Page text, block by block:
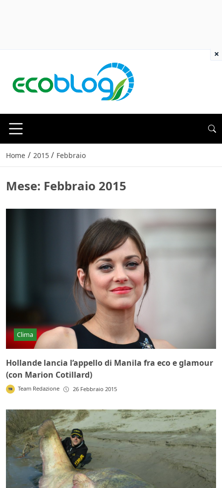
Home / 2015 / Febbraio
Mese: Febbraio 2015
Clima
Hollande lancia l’appello di Manila fra eco e glamour
(con Marion Cotillard)
Team Redazione 26 Febbraio 2015
×